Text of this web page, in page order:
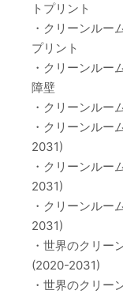
トプリント
・クリーンルー
プリント
・クリーンルー
障壁
・クリーンルー
・クリーンルー
2031)
・クリーンルー
2031)
・クリーンルー
2031)
・世界のクリー
(2020-2031)
・世界のクリー